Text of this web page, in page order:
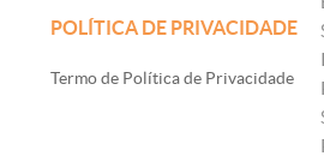
POLÍTICA DE PRIVACIDADE
Termo de Política de Privacidade